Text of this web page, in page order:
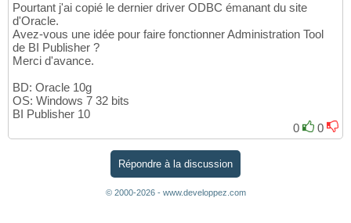
Pourtant j'ai copié le dernier driver ODBC émanant du site
d'Oracle.
Avez-vous une idée pour faire fonctionner Administration Tool
de BI Publisher ?
Merci d'avance.
BD: Oracle 10g
OS: Windows 7 32 bits
BI Publisher 10
0
0
Répondre à la discussion
© 2000-2026 - www.developpez.com